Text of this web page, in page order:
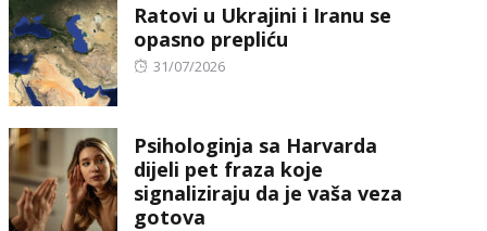
Ratovi u Ukrajini i Iranu se
opasno prepliću
Posted
31/07/2026
Psihologinja sa Harvarda
dijeli pet fraza koje
signaliziraju da je vaša veza
gotova